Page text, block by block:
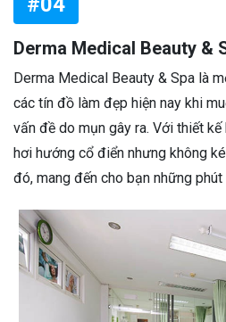
Derma Medical Beauty &
Derma Medical Beauty & Spa là
các tín đồ làm đẹp hiện nay khi
vấn đề do mụn gây ra. Với thiết
hơi hướng cổ điển nhưng không
đó, mang đến cho bạn những